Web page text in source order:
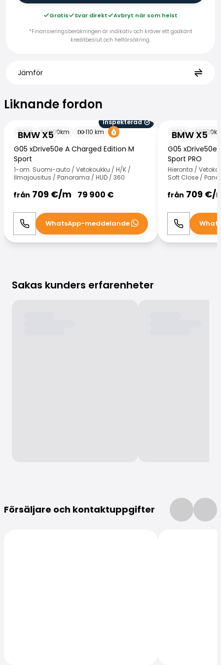
Gratis Svar direkt
Avbryt när som helst
*Finansieringsberäkningen är indikativ och kräver ett godkänt
kreditbeslut och helförsäkring.
Jämför
Liknande fordon
BMW X5
Inspekterad
2024
54000km 110 km
G05 xDrive50e A Charged Edition M
Sport
1-om. Suomi-auto / Vetokoukku / H/K /
Ilmajousitus / Panorama / HUD / 360
från 709 €/m 79 900 €
Ring WhatsApp
WhatsApp-meddelande
BMW X5
2024 86000
G05 xDrive50e
Sport PRO
Hieronta /
Soft Close /
från 709 €/
Ring
Sakas kunders erfarenheter
Försäljare och kontaktuppgifter